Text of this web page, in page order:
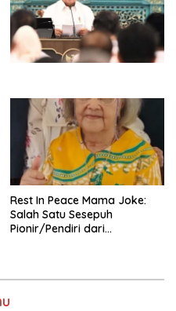
Simposium Nasional “Urgensi
Undang-Undang
Perekonomian Nasional dan
Kesejahteraan Sosial dalam
Rest In Peace Mama Joke:
Salah Satu Sesepuh
Pionir/Pendiri dari
Kasih Allah.